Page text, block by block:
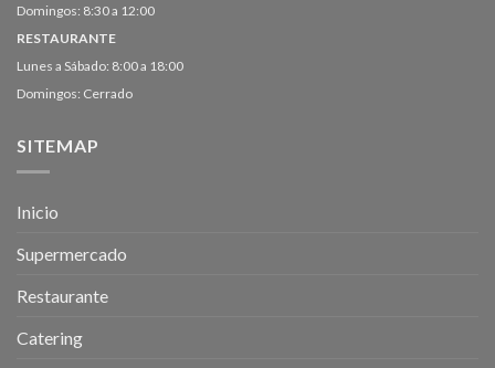
Domingos: 8:30 a 12:00
RESTAURANTE
Lunes a Sábado: 8:00 a 18:00
Domingos: Cerrado
SITEMAP
Inicio
Supermercado
Restaurante
Catering